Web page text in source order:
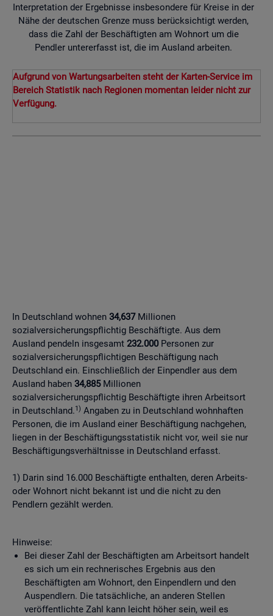
Interpretation der Ergebnisse insbesondere für Kreise in der
Nähe der deutschen Grenze muss berücksichtigt werden,
dass die Zahl der Beschäftigten am Wohnort um die
Pendler untererfasst ist, die im Ausland arbeiten.
Aufgrund von Wartungsarbeiten steht der Karten-Service im
Bereich Statistik nach Regionen momentan leider nicht zur
Verfügung.
In Deutschland wohnen 34,637Millionen
sozialversicherungspflichtig Beschäftigte. Aus dem
Ausland pendeln insgesamt 232.000Personen zur
sozialversicherungspflichtigen Beschäftigung nach
Deutschland ein. Einschließlich der Einpendler aus dem
Ausland haben 34,885Millionen
sozialversicherungspflichtig Beschäftigte ihren Arbeitsort
in Deutschland.1) Angaben zu in Deutschland wohnhaften
Personen, die im Ausland einer Beschäftigung nachgehen,
liegen in der Beschäftigungsstatistik nicht vor, weil sie nur
Beschäftigungsverhältnisse in Deutschland erfasst.
1) Darin sind 16.000 Beschäftigte enthalten, deren Arbeits-
oder Wohnort nicht bekannt ist und die nicht zu den
Pendlern gezählt werden.
Hinweise:
Bei dieser Zahl der Beschäftigten am Arbeitsort handelt
es sich um ein rechnerisches Ergebnis aus den
Beschäftigten am Wohnort, den Einpendlern und den
Auspendlern. Die tatsächliche, an anderen Stellen
veröffentlichte Zahl kann leicht höher sein, weil es